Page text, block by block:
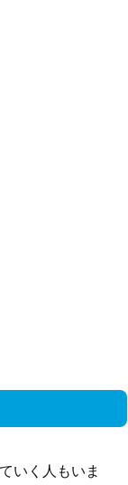
いく人もいま